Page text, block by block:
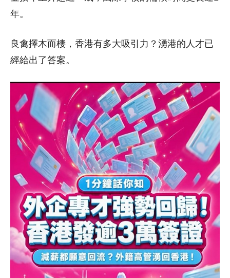
年。
良禽擇木而棲，香港有多大吸引力？湧港的人才已
經給出了答案。